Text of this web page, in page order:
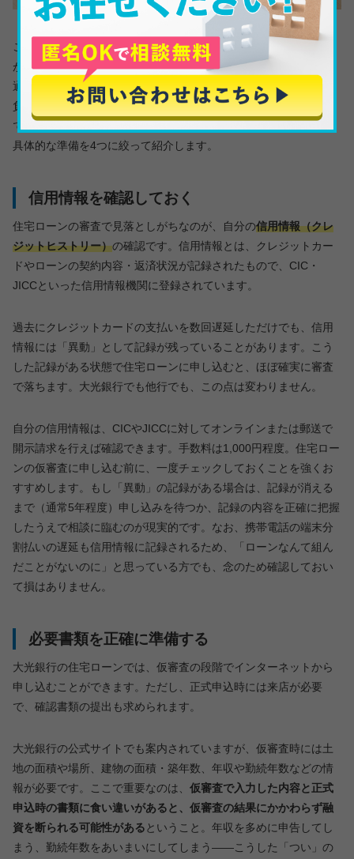
ここまで「審査に通りやすい人」の特徴を見てきましたが、自分
がその条件に完全に当てはまっていなくても、事前の準備次第で
通過率は大きく変わります。住宅ローンの審査は「出たとこ勝
負」ではなく、申し込む前にどれだけ地ならしができるかが勝負
です。ここからは、大光銀行の仮審査に臨む前にやっておきたい
具体的な準備を4つに絞って紹介します。
信用情報を確認しておく
住宅ローンの審査で見落としがちなのが、自分の信用情報（クレ
ジットヒストリー）の確認です。信用情報とは、クレジットカー
ドやローンの契約内容・返済状況が記録されたもので、CIC・
JICCといった信用情報機関に登録されています。
過去にクレジットカードの支払いを数回遅延しただけでも、信用
情報には「異動」として記録が残っていることがあります。こう
した記録がある状態で住宅ローンに申し込むと、ほぼ確実に審査
で落ちます。大光銀行でも他行でも、この点は変わりません。
自分の信用情報は、CICやJICCに対してオンラインまたは郵送で
開示請求を行えば確認できます。手数料は1,000円程度。住宅ロー
ンの仮審査に申し込む前に、一度チェックしておくことを強くお
すすめします。もし「異動」の記録がある場合は、記録が消える
まで（通常5年程度）申し込みを待つか、記録の内容を正確に把握
したうえで相談に臨むのが現実的です。なお、携帯電話の端末分
割払いの遅延も信用情報に記録されるため、「ローンなんて組ん
だことがないのに」と思っている方でも、念のため確認しておい
て損はありません。
必要書類を正確に準備する
大光銀行の住宅ローンでは、仮審査の段階でインターネットから
申し込むことができます。ただし、正式申込時には来店が必要
で、確認書類の提出も求められます。
大光銀行の公式サイトでも案内されていますが、仮審査時には土
地の面積や場所、建物の面積・築年数、年収や勤続年数などの情
報が必要です。ここで重要なのは、 仮審査で入力した内容と正式
申込時の書類に食い違いがあると、仮審査の結果にかかわらず融
資を断られる可能性があるということ。年収を多めに申告してし
まう、勤続年数をあいまいにしてしまう——こうした「つい」の